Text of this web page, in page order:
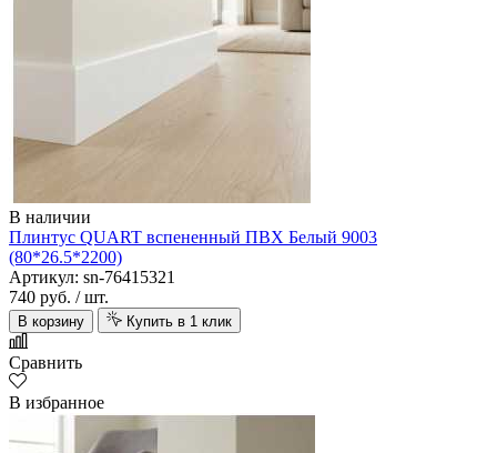
В наличии
Плинтус QUART вспененный ПВХ Белый 9003
(80*26.5*2200)
Артикул: sn-76415321
740 руб. / шт.
В корзину Купить в 1 клик
Сравнить
В избранное